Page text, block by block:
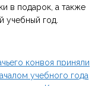
в подарок, а также
учебный год.
конвоя приняли
учебного года